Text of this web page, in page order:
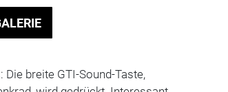
breite GTI-Sound-Taste,